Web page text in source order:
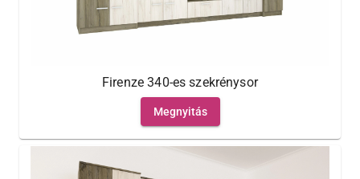
Firenze 340-es szekrénysor
Megnyitás